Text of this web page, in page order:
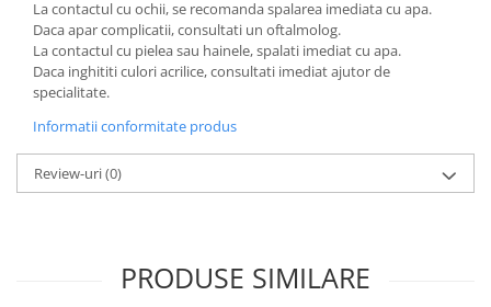
La contactul cu ochii, se recomanda spalarea imediata cu apa.
Daca apar complicatii, consultati un oftalmolog.
La contactul cu pielea sau hainele, spalati imediat cu apa.
Daca inghititi culori acrilice, consultati imediat ajutor de
specialitate.
Informatii conformitate produs
Review-uri(0)
PRODUSE SIMILARE